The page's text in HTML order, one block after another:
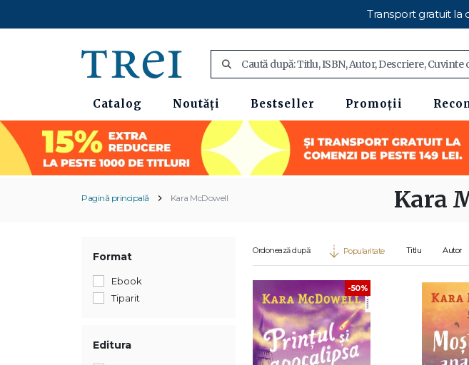
Transport gratuit la
Catalog Noutăți Bestseller Promoții
Pagină principală Kara McDowell Kara
Format
Ebook
Tiparit
Editura
Ordonează după: Popularitate Titlu Autor
-50%